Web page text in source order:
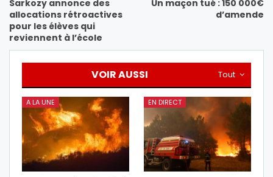
Sarkozy annonce des
allocations rétroactives
pour les élèves qui
reviennent à l’école
Un maçon tué : 150 000€
d’amende
Tout
VOIR AUSSI
A LA UNE EN DIRECT